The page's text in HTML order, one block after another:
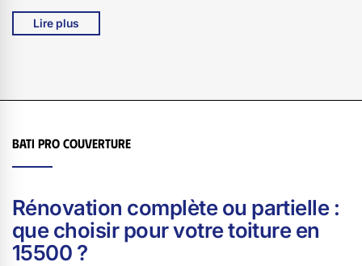
bardeaux en ardoise sont une autre option prestigieuse,
réputée pour leur longévité et leur élégance. Enfin, les
climatiques et architecturales de 15500.
Lire plus
Bati pro couverture
Rénovation complète ou partielle :
que choisir pour votre toiture en
15500 ?